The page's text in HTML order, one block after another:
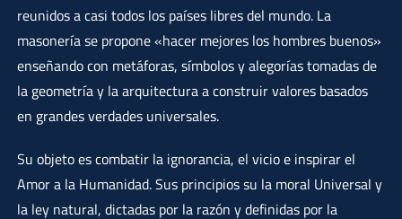
reunidos a casi todos los países libres del mundo. La
masonería se propone «hacer mejores los hombres buenos»
enseñando con metáforas, símbolos y alegorías tomadas de
la geometría y la arquitectura a construir valores basados
en grandes verdades universales.
Su objeto es combatir la ignorancia, el vicio e inspirar el
Amor a la Humanidad. Sus principios su la moral Universal y
la ley natural, dictadas por la razón y definidas por la